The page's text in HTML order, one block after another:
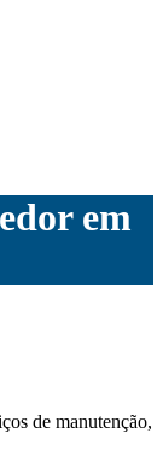
em
de manutenção,